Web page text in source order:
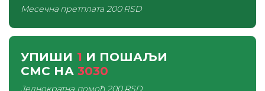
Месечна претплата200 RSD
УПИШИ 1 И ПОШАЉИ
СМС НА 3030
Једнократна помоћ200 RSD